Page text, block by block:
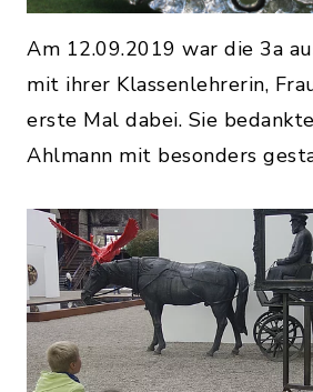
Am 12.09.2019 war die 3a
mit ihrer Klassenlehrerin,
erste Mal dabei. Sie
Ahlmann mit besonders